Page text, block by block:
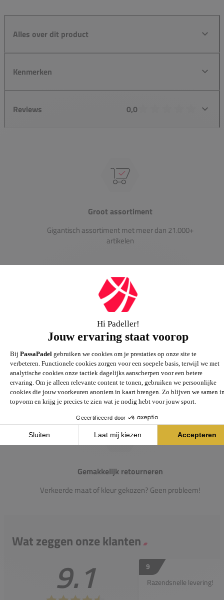
Alles over dit product
Kenmerken
Reviews 0,0
Groot assortiment
Gigantisch assortiment met meer dan 21.000+
artikelen
Passie voor de sport
Heb je vragen over onze producten? Onze specialisten
helpen je graag verder.
Gemakkelijk retourneren
Verkeerde maat of kleur gekozen? Geen probleem!
Wat zeggen onze klanten
9.1
9
Razendsnelle levering!